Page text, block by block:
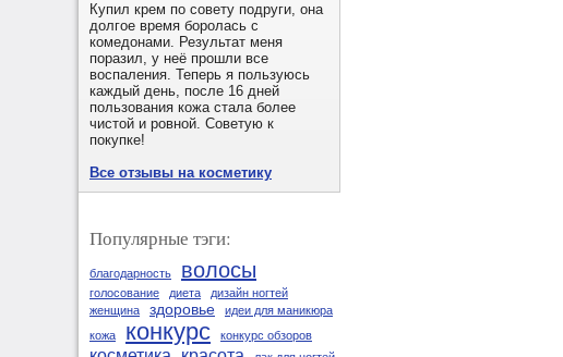
Купил крем по совету подруги, она
долгое время боролась с
комедонами. Результат меня
поразил, у неё прошли все
воспаления. Теперь я пользуюсь
каждый день, после 16 дней
пользования кожа стала более
чистой и ровной. Советую к
покупке!
Все отзывы на косметику
Популярные тэги:
благодарность волосы
голосование диета
дизайн ногтей
женщина
здоровье
идеи для маникюра
кожа
конкурс конкурс обзоров